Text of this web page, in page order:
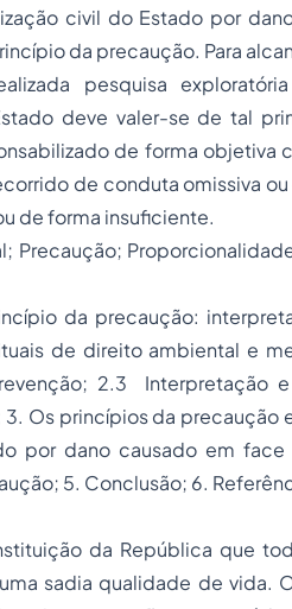
civil do Estado por
da precaução. Para
pesquisa
deve valer-se de tal
de forma objetiva
de conduta omissiva
de forma insuficiente.
Precaução;
da precaução:
de direito ambiental e
2.3 Interpretação
Os princípios da precaução
por dano causado em
5. Conclusão; 6.
da República que
sadia qualidade de vida.